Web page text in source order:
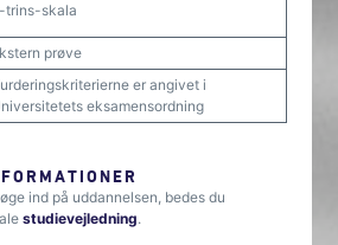
trins-skala
prøve
er angivet i
eksamensordning
ind på uddannelsen, bedes du
studievejledning.